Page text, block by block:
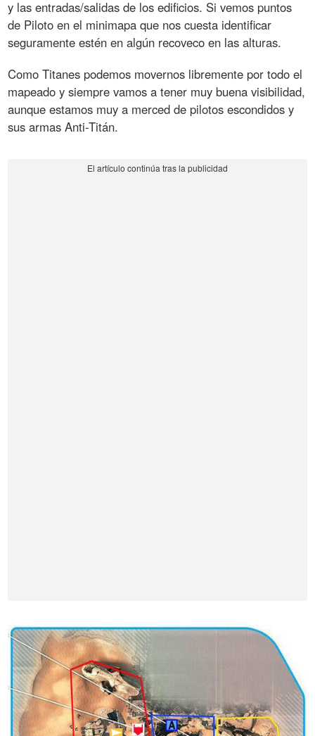
y las entradas/salidas de los edificios. Si vemos puntos
de Piloto en el minimapa que nos cuesta identificar
seguramente estén en algún recoveco en las alturas.
Como Titanes podemos movernos libremente por todo el
mapeado y siempre vamos a tener muy buena visibilidad,
aunque estamos muy a merced de pilotos escondidos y
sus armas Anti-Titán.